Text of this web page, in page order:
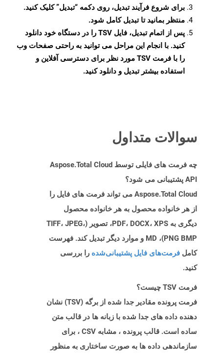
برای شروع فرآیند تبدیل، روی دکمه “تبدیل” کلیک کنید.
منتظر بمانید تا تبدیل کامل شود.
پس از اتمام تبدیل، فایل TSV را در دستگاه خود دانلود
کنید. با انجام این مراحل می توانید به راحتی صفحات وب
را با فرمت TSV مورد نظر برای دسترسی آفلاین و
استفاده بیشتر تبدیل و دانلود کنید.
سوالات متداول
چه فرمت های فایلی توسط Aspose.Total Cloud
API پشتیبانی می شود؟
Aspose.Total Cloud می تواند فرمت های فایل را
از هر خانواده محصول به هر خانواده محصول
دیگری به PDF، DOCX، XPS، تصویر (TIFF، JPEG،
PNG BMP)، MD و موارد دیگر تبدیل کند. فهرست
کامل فرمت‌های فایل پشتیبانی‌شده را بررسی
کنید.
فرمت TSV چیست؟
فرمت پرونده مقادیر جدا شده از برگه (TSV) نشان
دهنده داده های جدا شده با زبانه ها در قالب متن
ساده است. قالب پرونده ، مشابه CSV ، برای
سازماندهی داده ها به صورت ساختاری به منظور